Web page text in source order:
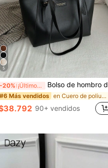
5
-20% ¡Últimos 3 días Bolso de hombro de gran capacidad para mujer, Otoño/Invierno 2024, Bolso de tote minimalista y versátil, Mochila para estudiantes universitarios, Bolso de mano para ir al trabajo, Estilo retro
#6 Más vendidos en Cuero de poliuretano Bolsos De Mano Para Mujer
90+ vendidos